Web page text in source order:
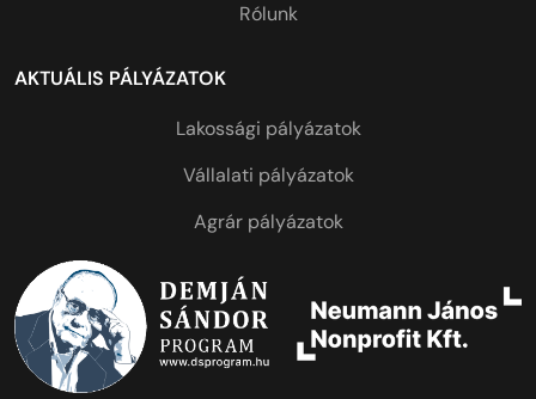
Rólunk
AKTUÁLIS PÁLYÁZATOK
Lakossági pályázatok
Vállalati pályázatok
Agrár pályázatok